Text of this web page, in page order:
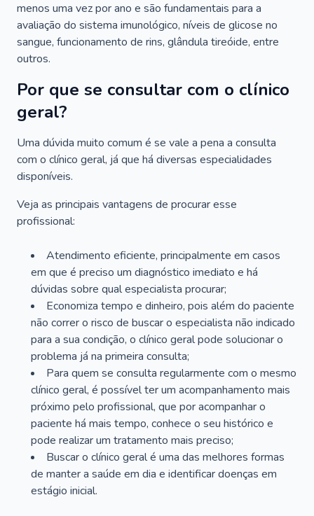
menos uma vez por ano e são fundamentais para a
avaliação do sistema imunológico, níveis de glicose no
sangue, funcionamento de rins, glândula tireóide, entre
outros.
Por que se consultar com o clínico
geral?
Uma dúvida muito comum é se vale a pena a consulta
com o clínico geral, já que há diversas especialidades
disponíveis.
Veja as principais vantagens de procurar esse
profissional:
Atendimento eficiente, principalmente em casos
em que é preciso um diagnóstico imediato e há
dúvidas sobre qual especialista procurar;
Economiza tempo e dinheiro, pois além do paciente
não correr o risco de buscar o especialista não indicado
para a sua condição, o clínico geral pode solucionar o
problema já na primeira consulta;
Para quem se consulta regularmente com o mesmo
clínico geral, é possível ter um acompanhamento mais
próximo pelo profissional, que por acompanhar o
paciente há mais tempo, conhece o seu histórico e
pode realizar um tratamento mais preciso;
Buscar o clínico geral é uma das melhores formas
de manter a saúde em dia e identificar doenças em
estágio inicial.